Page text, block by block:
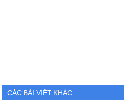
CÁC BÀI VIẾT KHÁC